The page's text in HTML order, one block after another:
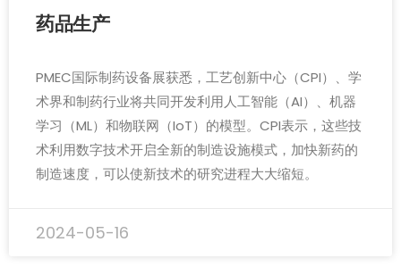
药品生产
PMEC国际制药设备展获悉，工艺创新中心（CPI）、学
术界和制药行业将共同开发利用人工智能（AI）、机器
学习（ML）和物联网（IoT）的模型。CPI表示，这些技
术利用数字技术开启全新的制造设施模式，加快新药的
制造速度，可以使新技术的研究进程大大缩短。
2024-05-16